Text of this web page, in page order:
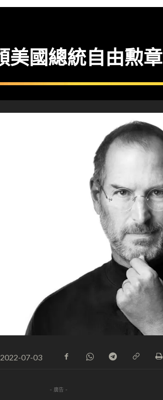
美國總統自由勲章
2022-07-03
- 廣告 -